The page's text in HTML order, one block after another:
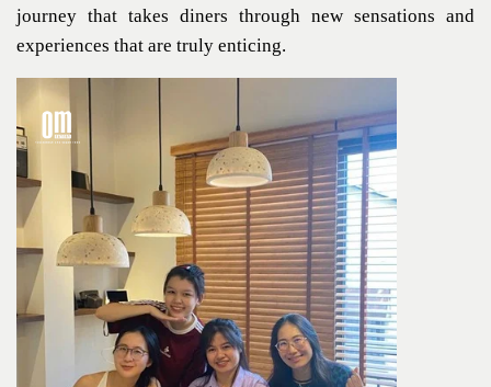
journey that takes diners through new sensations and
experiences that are truly enticing.